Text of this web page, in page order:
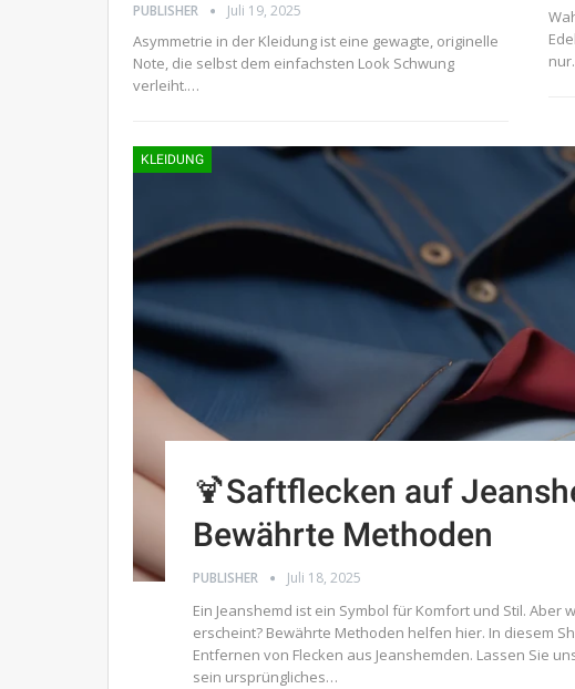
PUBLISHER Juli 19, 2025
Asymmetrie in der Kleidung ist eine gewagte, originelle
Note, die selbst dem einfachsten Look Schwung
verleiht.…
KLEIDUNG
🍹Saftflecken auf
Bewährte Methoden
PUBLISHER Juli 18, 2025
Ein Jeanshemd ist ein Symbol für Komfort und Stil.
erscheint? Bewährte Methoden helfen hier. In diesem
Entfernen von Flecken aus Jeanshemden. Lassen Sie
sein ursprüngliches…